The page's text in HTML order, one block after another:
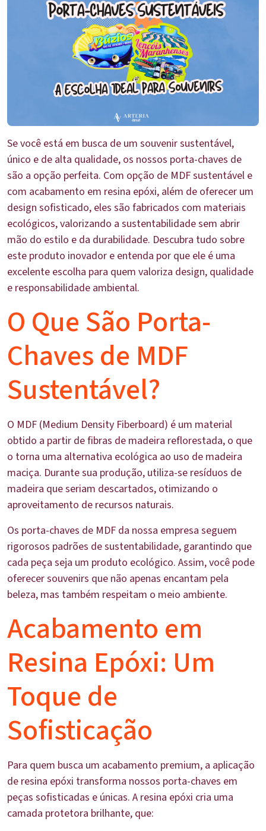
Se você está em busca de um souvenir sustentável,
único e de alta qualidade, os nossos porta-chaves de
são a opção perfeita. Com opção de MDF sustentável e
com acabamento em resina epóxi, além de oferecer um
design sofisticado, eles são fabricados com materiais
ecológicos, valorizando a sustentabilidade sem abrir
mão do estilo e da durabilidade. Descubra tudo sobre
este produto inovador e entenda por que ele é uma
excelente escolha para quem valoriza design, qualidade
e responsabilidade ambiental.
O Que São Porta-
Chaves de MDF
Sustentável?
O MDF (Medium Density Fiberboard) é um material
obtido a partir de fibras de madeira reflorestada, o que
o torna uma alternativa ecológica ao uso de madeira
maciça. Durante sua produção, utiliza-se resíduos de
madeira que seriam descartados, otimizando o
aproveitamento de recursos naturais.
Os porta-chaves de MDF da nossa empresa seguem
rigorosos padrões de sustentabilidade, garantindo que
cada peça seja um produto ecológico. Assim, você pode
oferecer souvenirs que não apenas encantam pela
beleza, mas também respeitam o meio ambiente.
Acabamento em
Resina Epóxi: Um
Toque de
Sofisticação
Para quem busca um acabamento premium, a aplicação
de resina epóxi transforma nossos porta-chaves em
peças sofisticadas e únicas. A resina epóxi cria uma
camada protetora brilhante, que: